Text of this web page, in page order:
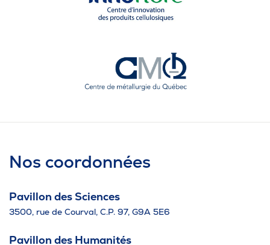
Nos coordonnées
Pavillon des Sciences
3500, rue de Courval, C.P. 97, G9A 5E6
Pavillon des Humanités